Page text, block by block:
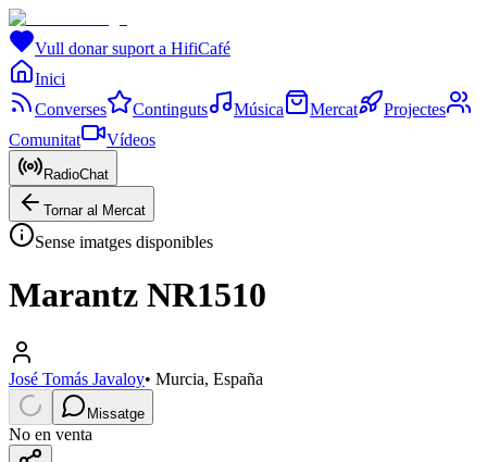
Vull donar suport a HifiCafé
Inici
Converses
Continguts Música Mercat
Projectes
Comunitat
Vídeos
RadioChat
Tornar al Mercat
Sense imatges disponibles
Marantz NR1510
José Tomás Javaloy• Murcia, España
Missatge
No en venta